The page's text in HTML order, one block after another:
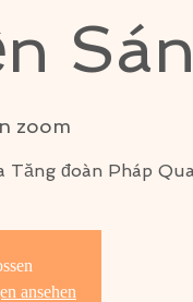
zoom
Tăng đoàn Pháp
ansehen